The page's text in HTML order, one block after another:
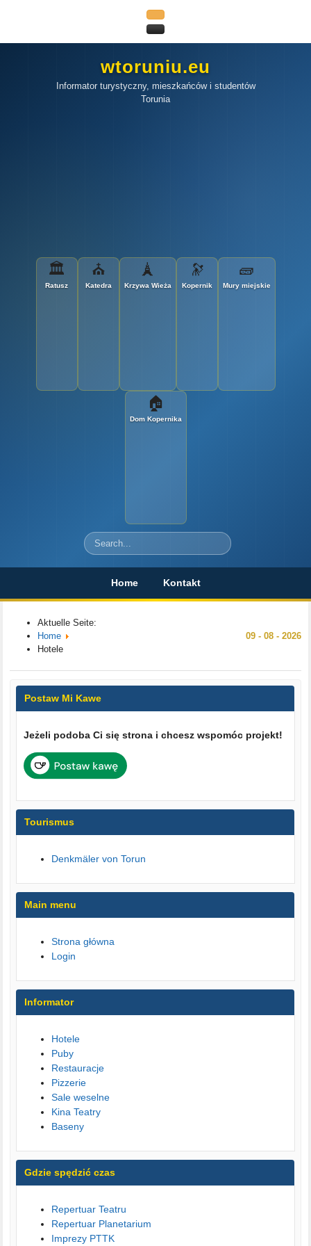
wtoruniu.eu
Informator turystyczny, mieszkańców i studentów
Torunia
🏛
Ratusz
⛪
Katedra
🗼
Krzywa Wieża
🔭
Kopernik
🧱
Mury miejskie
🏠
Dom Kopernika
Szukaj
Home Kontakt
Aktuelle Seite:
Home
Hotele
09 - 08 - 2026
Postaw Mi Kawe
Jeżeli podoba Ci się strona i chcesz wspomóc projekt!
Tourismus
Denkmäler von Torun
Main menu
Strona główna
Login
Informator
Hotele
Puby
Restauracje
Pizzerie
Sale weselne
Kina Teatry
Baseny
Gdzie spędzić czas
Repertuar Teatru
Repertuar Planetarium
Imprezy PTTK